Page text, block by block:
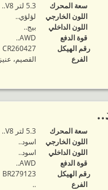
‬سعة المحرك
5.3 لتر V8..
اللون الخارجي
لؤلؤي..
اللون الداخلي
بيج..
قوة الدفع
AWD..
رقم الهيكل
CR260427
الفرع
القصيم،
‬سعة المحرك
5.3 لتر V8..
اللون الخارجي
اسود..
اللون الداخلي
اسود..
قوة الدفع
AWD..
رقم الهيكل
BR279123
الفرع
..